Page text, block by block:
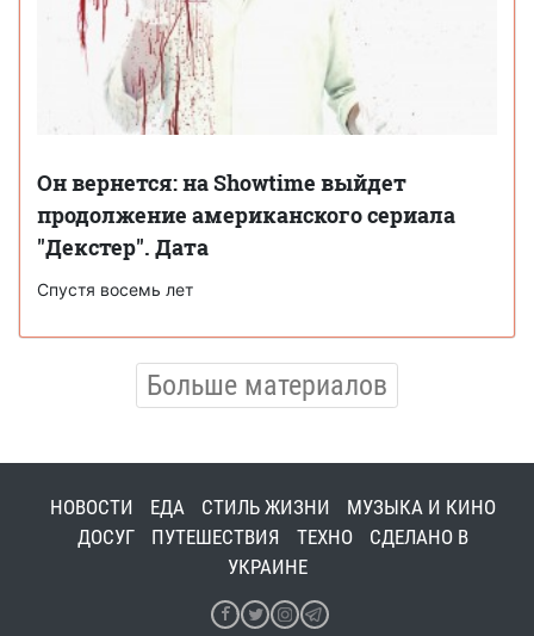
Он вернется: на Showtime выйдет
продолжение американского сериала
"Декстер". Дата
Спустя восемь лет
Больше материалов
НОВОСТИ ЕДА СТИЛЬ ЖИЗНИ
МУЗЫКА И КИНО
ДОСУГ
ПУТЕШЕСТВИЯ ТЕХНО
СДЕЛАНО В
УКРАИНЕ